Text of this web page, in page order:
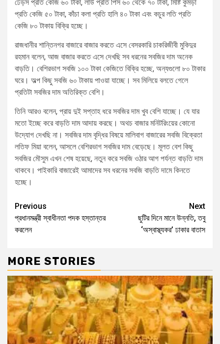
ঢেঁড়স প্রতি কেজি ৬০ টাকা, লাউ প্রতি পিস ৬০ থেকে ৭০ টাকা, মিষ্টি কুমড়া
প্রতি কেজি ৫০ টাকা, কাঁচা কলা প্রতি হালি ৪০ টাকা এবং কচুর লতি প্রতি
কেজি ৮০ টাকায় বিক্রি হচ্ছে।
রাজধানীর শান্তিনগর বাজারে বাজার করতে এসে বেসরকারি চাকরিজীবী মুকিদুর
রহমান বলেন, আজ বাজার করতে এসে দেখছি সব ধরনের সবজির দাম অনেক
বাড়তি। বেশিরভাগ সবজি ১০০ টাকা কেজিতে বিক্রি হচ্ছে, অন্যগুলো ৮০ টাকার
ঘরে। অল্প কিছু সবজি‌ ৬০ টাকায় পাওয়া যাচ্ছে। সব মিলিয়ে বলতে গেলে
প্রতিটা সবজির দাম অতিরিক্ত বেশি।
তিনি আরও বলেন, প্রায় দুই সপ্তাহ ধরে সবজির দাম খুব বেশি যাচ্ছে। যে যার
মতো ইচ্ছে করে বাড়তি দাম আদায় করছে। অথচ বাজার মনিটরিংয়ের কোনো
উদ্যোগ দেখছি না। সবজির দাম বৃদ্ধির বিষয়ে মালিবাগ বাজারের সবজি বিক্রেতা
লতিফ মিয়া বলেন, আসলে বেশিরভাগ সবজির দাম বেড়েছে। মূলত বেশ কিছু
সবজির মৌসুম এখন শেষ হয়েছে, নতুন করে সবজি ওঠার আগ পর্যন্ত বাড়তি দাম
থাকবে। পাইকারি বাজারেই আমাদের সব ধরনের সবজি বাড়তি দামে কিনতে
হচ্ছে।‌
Previous
প্রধানমন্ত্রী স্বাধীনতা পদক হস্তান্তর
করলেন
Next
ছুটির দিনে মানে উন্নতি, তবু
‘অস্বাস্থ্যকর’ ঢাকার বাতাস
MORE STORIES